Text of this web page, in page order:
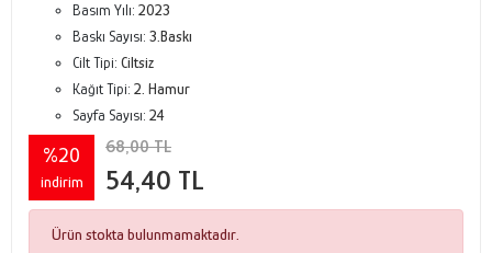
Basım Yılı: 2023
Baskı Sayısı: 3.Baskı
Cilt Tipi: Ciltsiz
Kağıt Tipi: 2. Hamur
Sayfa Sayısı: 24
%20
indirim
68,00 TL
54,40 TL
Ürün stokta bulunmamaktadır.